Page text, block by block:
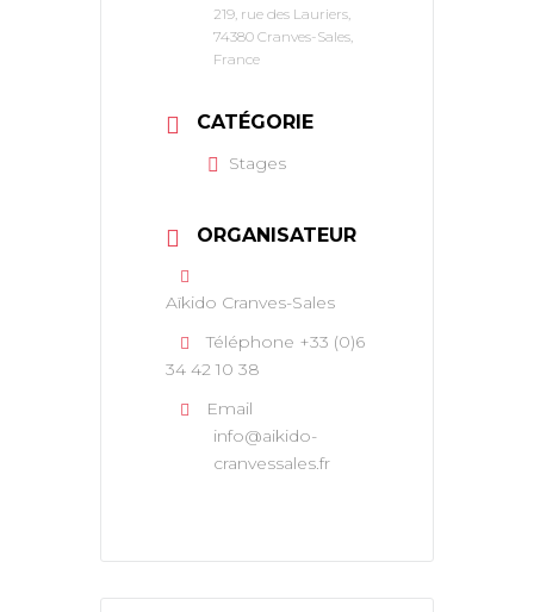
219, rue des Lauriers,
74380 Cranves-Sales,
France
CATÉGORIE
Stages
ORGANISATEUR
Aïkido Cranves-Sales
Téléphone +33 (0)6
34 42 10 38
Email
info@aikido-
cranvessales.fr